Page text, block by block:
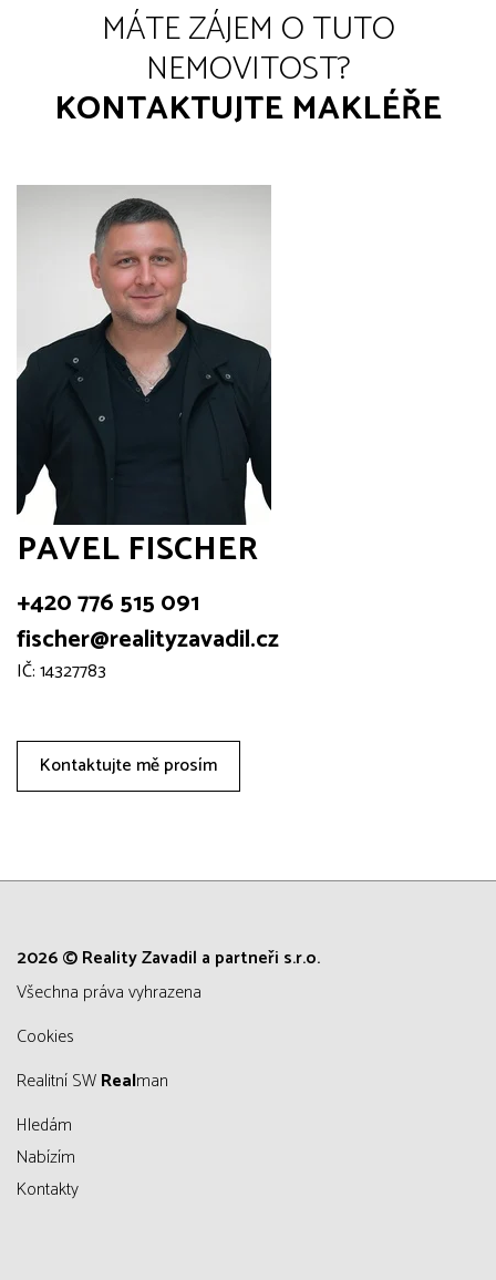
MÁTE ZÁJEM O TUTO
NEMOVITOST?
KONTAKTUJTE MAKLÉŘE
PAVEL FISCHER
+420 776 515 091
fischer@realityzavadil.cz
IČ: 14327783
Kontaktujte mě prosím
2026 © Reality Zavadil a partneři s.r.o.
všechna práva vyhrazena
Cookies
Realitní SWRealman
Hledám
Nabízím
Kontakty